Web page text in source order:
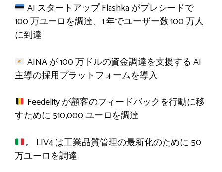
AI スタートアップ Flashka がプレシードで
100 万ユーロを調達、1 年でユーザー数 100 万人
に到達
AINA が 100 万ドルの資金調達を支援する AI
主導の採用プラットフォームを導入
Feedelity が顧客のフィードバックを行動に移
すために 510,000 ユーロを調達
。 LIV4 は工業品質管理の最新化のために 50
万ユーロを調達